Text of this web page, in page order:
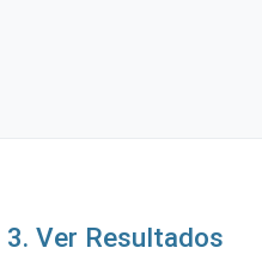
3. Ver Resultados